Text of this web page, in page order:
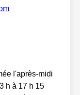
l'après-midi
h à 17 h 15